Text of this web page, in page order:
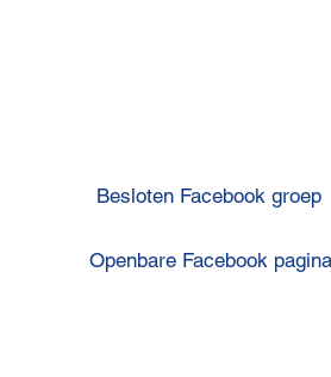
Besloten Facebook groep
Openbare Facebook pagina